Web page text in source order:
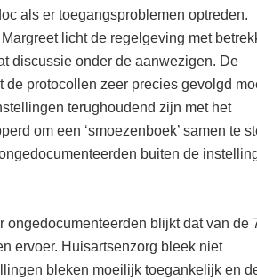
als er toegangsproblemen optreden.
licht de regelgeving met
discussie onder de aanwezigen. De
protocollen zeer precies gevolgd
terughoudend zijn met het
om een ‘smoezenboek’ samen te
buiten de
ongedocumenteerden blijkt dat van de
ervoer. Huisartsenzorg bleek niet
bleken moeilijk toegankelijk en